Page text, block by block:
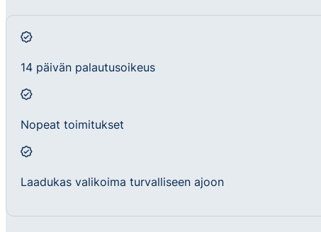
14 päivän palautusoikeus
Nopeat toimitukset
Laadukas valikoima turvalliseen ajoon